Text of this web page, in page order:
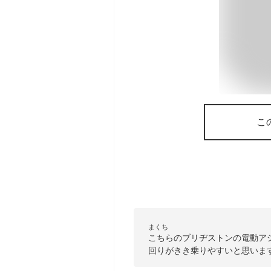
こ
まくち
こちらのブリヂストンの電動
回りがきき乗りやすいと思いま